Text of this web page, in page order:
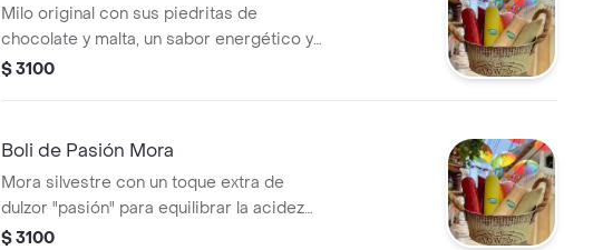
Milo original con sus piedritas de
chocolate y malta, un sabor energético y
favorito de grandes y chicos.
$ 3100
Boli de Pasión Mora
Mora silvestre con un toque extra de
dulzor "pasión" para equilibrar la acidez
natural de la fruta con la leche.
$ 3100